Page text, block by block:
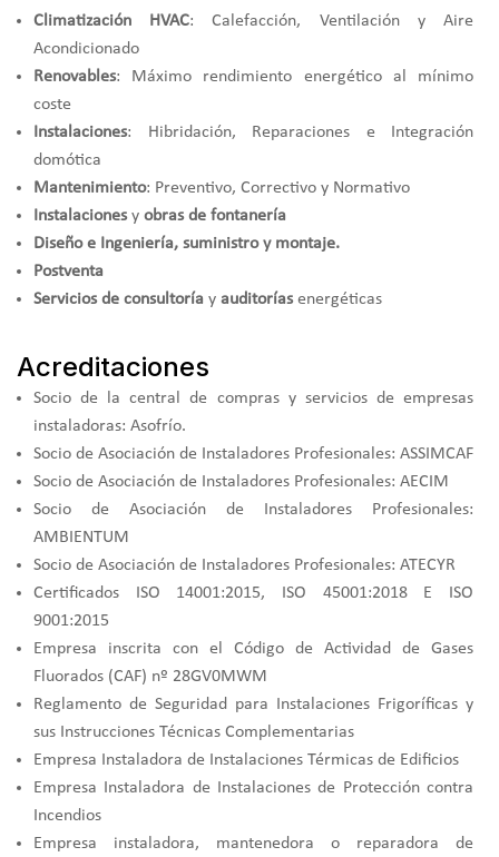
Climatización HVAC: Calefacción, Ventilación y Aire
Acondicionado
Renovables: Máximo rendimiento energético al mínimo
coste
Instalaciones: Hibridación, Reparaciones e Integración
domótica
Mantenimiento: Preventivo, Correctivo y Normativo
Instalacionesy obras de fontanería
Diseño e Ingeniería, suministro y montaje.
Postventa
Servicios de consultoría y auditoríasenergéticas
Acreditaciones
Socio de la central de compras y servicios de empresas
instaladoras: Asofrío.
Socio de Asociación de Instaladores Profesionales: ASSIMCAF
Socio de Asociación de Instaladores Profesionales: AECIM
Socio de Asociación de Instaladores Profesionales:
AMBIENTUM
Socio de Asociación de Instaladores Profesionales: ATECYR
Certificados ISO 14001:2015, ISO 45001:2018 E ISO
9001:2015
Empresa inscrita con el Código de Actividad de Gases
Fluorados (CAF) nº 28GV0MWM
Reglamento de Seguridad para Instalaciones Frigoríficas y
sus Instrucciones Técnicas Complementarias
Empresa Instaladora de Instalaciones Térmicas de Edificios
Empresa Instaladora de Instalaciones de Protección contra
Incendios
Empresa instaladora, mantenedora o reparadora de